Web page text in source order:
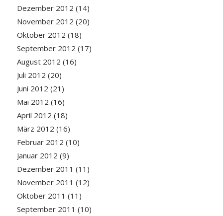
Dezember 2012 (14)
November 2012 (20)
Oktober 2012 (18)
September 2012 (17)
August 2012 (16)
Juli 2012 (20)
Juni 2012 (21)
Mai 2012 (16)
April 2012 (18)
März 2012 (16)
Februar 2012 (10)
Januar 2012 (9)
Dezember 2011 (11)
November 2011 (12)
Oktober 2011 (11)
September 2011 (10)